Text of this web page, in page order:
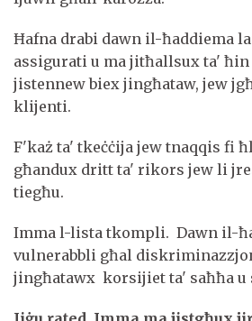
Ħafna drabi dawn il-ħaddiema
assigurati u ma jitħallsux ta'
jistennew biex jingħataw, jew
klijenti.
F'każ ta' tkeċċija jew tnaqqis fi
għandux dritt ta' rikors jew li
tiegħu.
Imma l-lista tkompli. Dawn il-
vulnerabbli għal
jingħatawx korsijiet ta' saħħa u